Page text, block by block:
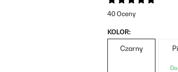
40 Oceny
KOLOR:
Czarny